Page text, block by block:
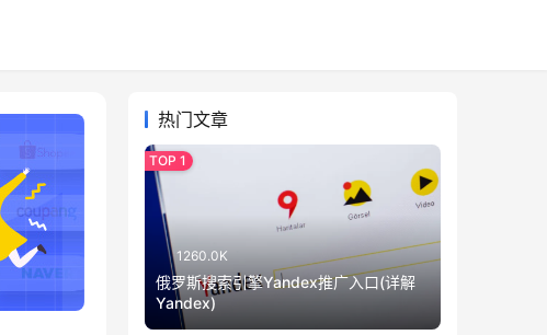
热门文章
1260.0K
俄罗斯搜索引擎Yandex推广入口(详解
Yandex)